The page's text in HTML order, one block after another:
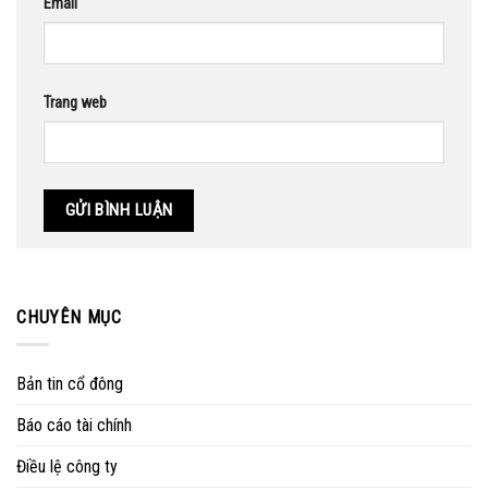
Trang web
CHUYÊN MỤC
Bản tin cổ đông
Báo cáo tài chính
Điều lệ công ty